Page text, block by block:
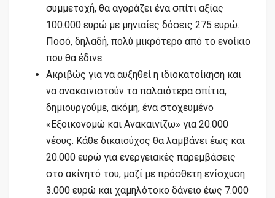
συμμετοχή, θα αγοράζει ένα σπίτι αξίας
100.000 ευρώ με μηνιαίες δόσεις 275 ευρώ.
Ποσό, δηλαδή, πολύ μικρότερο από το ενοίκιο
που θα έδινε.
Ακριβώς για να αυξηθεί η ιδιοκατοίκηση και
να ανακαινιστούν τα παλαιότερα σπίτια,
δημιουργούμε, ακόμη, ένα στοχευμένο
«Εξοικονομώ και Ανακαινίζω» για 20.000
νέους. Κάθε δικαιούχος θα λαμβάνει έως και
20.000 ευρώ για ενεργειακές παρεμβάσεις
στο ακίνητό του, μαζί με πρόσθετη ενίσχυση
3.000 ευρώ και χαμηλότοκο δάνειο έως 7.000